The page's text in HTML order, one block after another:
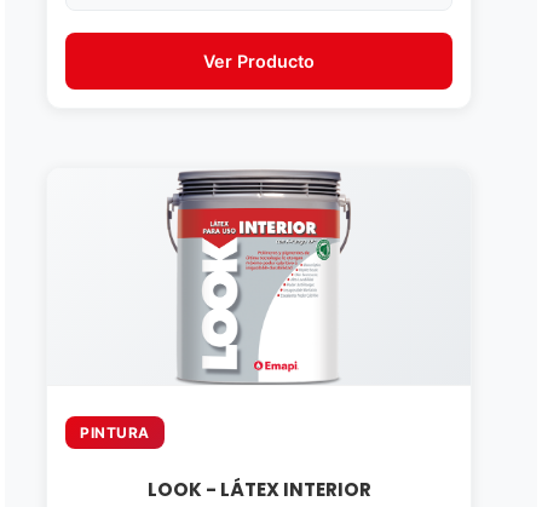
Ver Producto
PINTURA
LOOK - LÁTEX INTERIOR